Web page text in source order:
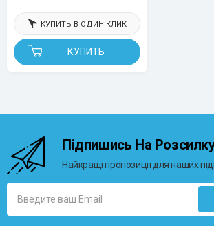
КУПИТЬ
КУПИТЬ В ОДИН КЛИК
Підпишись На
Найкращі пропозиції для наших